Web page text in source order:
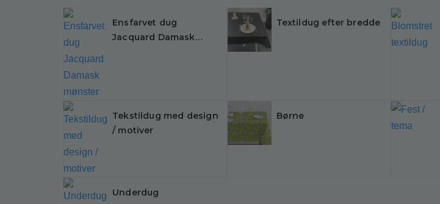
Ensfarvet dug
Jacquard Damask
Textildug efter bredde
Tekstildug med design
/ motiver
Børne
Underdug